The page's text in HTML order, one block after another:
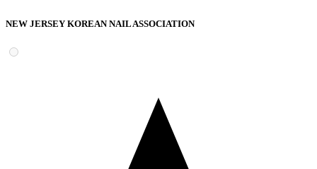
NEW JERSEY KOREAN NAIL ASSOCIATION